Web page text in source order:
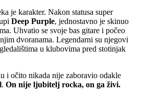
je karakter. Nakon statusa super
Deep Purple, jednostavno je skinuo
Uhvatio se svoje bas gitare i počeo
dvoranama. Legendarni su njegovi
u klubovima pred stotinjak
i očito nikada nije zaboravio odakle
. On nije ljubitelj rocka, on ga živi.